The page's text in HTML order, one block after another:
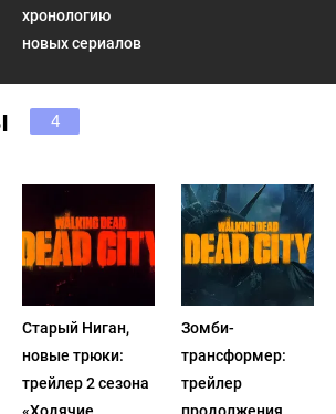
хронологию
новых сериалов
4
Старый Ниган,
новые трюки:
трейлер 2 сезона
Зомби-
трансформер:
трейлер